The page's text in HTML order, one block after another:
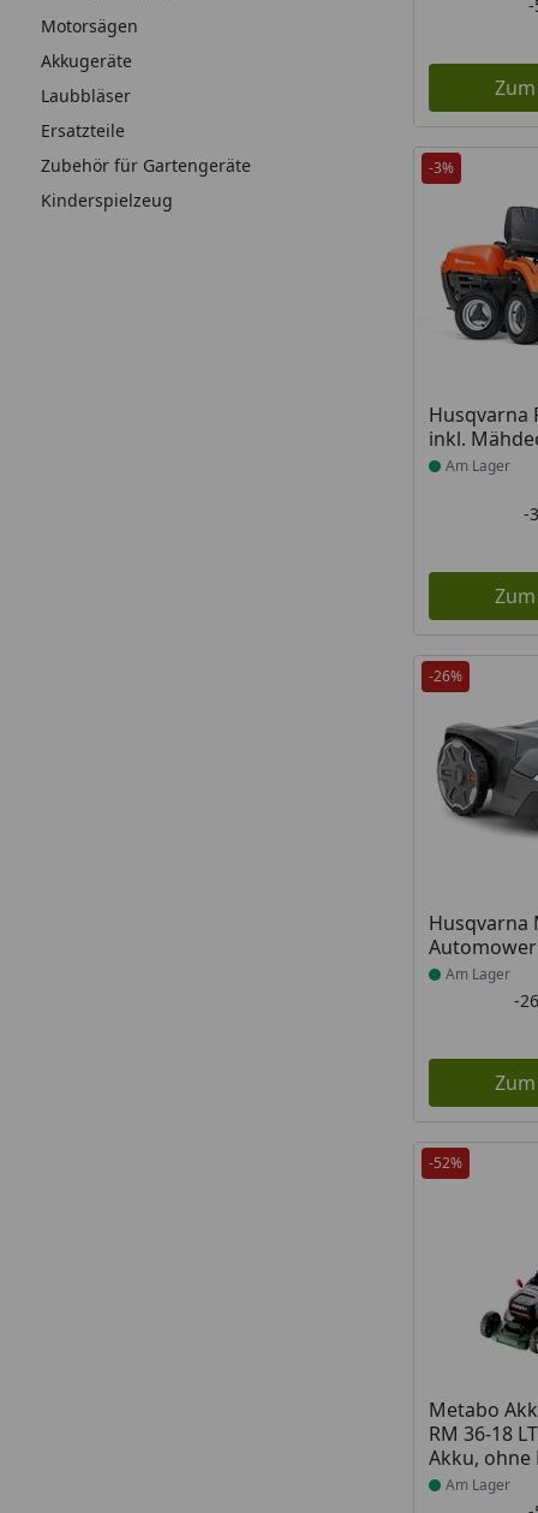
Motorsägen
Akkugeräte
Laubbläser
Ersatzteile
Zubehör für Gartengeräte
Kinderspielzeug
-
-3%
Husqvarna
inkl.
Produkt
Am Lager
-
-26%
Automower
Produkt
Am Lager
-
-52%
Metabo
RM 36-18
Akku, ohne
Produkt
Am Lager